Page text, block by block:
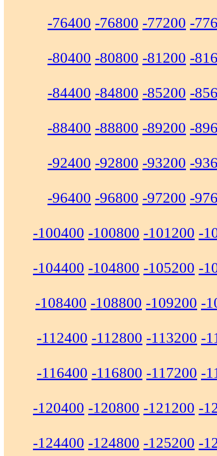
-76400 -76800 -77200 -
-80400 -80800 -81200 -
-84400 -84800 -85200 -
-88400 -88800 -89200 -
-92400 -92800 -93200 -
-96400 -96800 -97200 -
-100400 -100800 -101200 -
-104400 -104800 -105200 -
-108400 -108800 -109200 -
-112400 -112800 -113200 -
-116400 -116800 -117200 -
-120400 -120800 -121200 -
-124400 -124800 -125200 -